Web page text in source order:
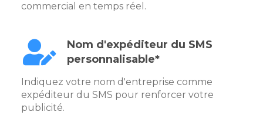
commercial en temps réel.
Nom d'expéditeur du SMS
personnalisable*
Indiquez votre nom d'entreprise comme
expéditeur du SMS pour renforcer votre
publicité.